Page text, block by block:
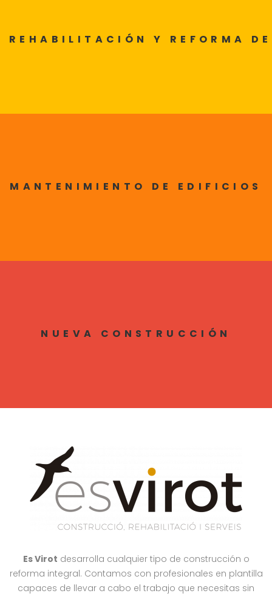
REHABILITACIÓN Y REFORMA
MANTENIMIENTO DE EDIFICIOS
NUEVA CONSTRUCCIÓN
Es Virot desarrolla cualquier tipo de construcción o
reforma integral. Contamos con profesionales en plantilla
capaces de llevar a cabo el trabajo que necesitas sin